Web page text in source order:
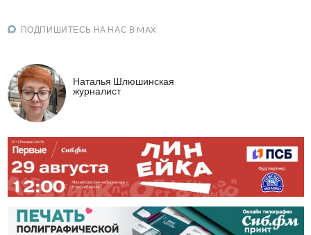
ПОДПИШИТЕСЬ НА НАС В MAX
Наталья Шлюшинская
журналист